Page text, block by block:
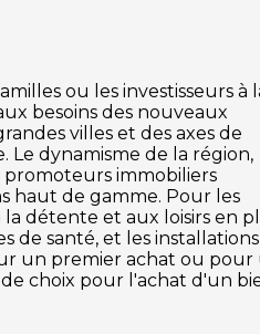
ou les investisseurs à
besoins des nouveaux
villes et des axes de
dynamisme de la région,
immobiliers
haut de gamme. Pour les
la détente et aux loisirs en
de santé, et les installations
un premier achat ou pour
choix pour l'achat d'un